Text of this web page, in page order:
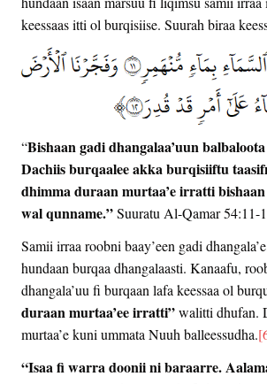
keessaas itti ol burqisiise. Suurah biraa
“Bishaan gadi dhangalaa’uun
Dachiis burqaalee akka burqisiiftu
dhimma duraan murtaa’e irratti
wal qunname.”Suuratu Al-Qamar 54:11-
Samii irraa roobni baay’een gadi
hundaan burqaa dhangalaasti. Kanaafu,
dhangala’uu fi burqaan lafa keessaa ol
duraan murtaa’ee irratti”walitti dhufan.
murtaa’e kuni ummata Nuuh balleessudha.
“Isaa fi warra doonii ni baraarre.